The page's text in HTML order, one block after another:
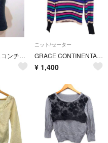
（C）グレースコンチネンタルビジューニットグレー
ニット/セーター
GRACE CONTINENTAL(グレースコンチネンタル) 長袖セーター サイズ36 S レディース - ネイビー×パープル×マルチ ボーダー
¥ 1,400